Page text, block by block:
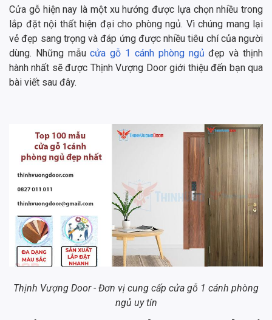
Cửa gỗ hiện nay là một xu hướng được lựa chọn nhiều trong
lắp đặt nội thất hiện đại cho phòng ngủ. Vì chúng mang lại
vẻ đẹp sang trọng và đáp ứng được nhiều tiêu chí của người
dùng. Những mẫucửa gỗ 1 cánh phòng ngủ đẹp và thịnh
hành nhất sẽ được Thịnh Vượng Door giới thiệu đến bạn qua
bài viết sau đây.
Thịnh Vượng Door - Đơn vị cung cấp cửa gỗ 1 cánh phòng
ngủ uy tín